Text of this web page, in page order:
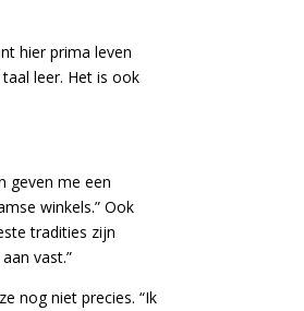
hier prima leven
leer. Het is ook
geven me een
winkels.” Ook
tradities zijn
vast.”
nog niet precies. “Ik